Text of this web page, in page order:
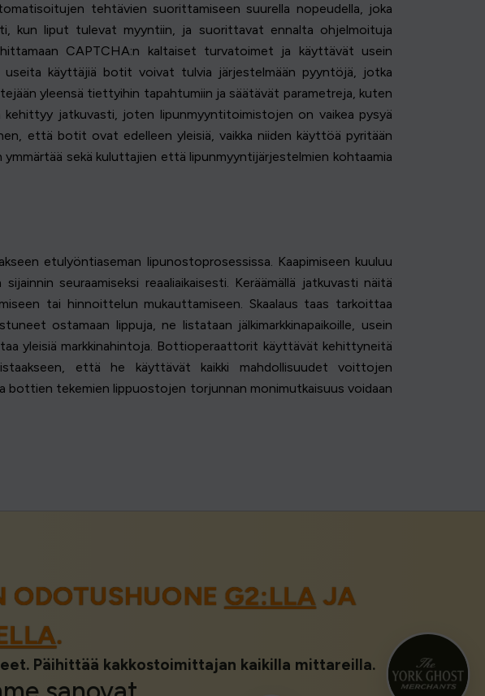
tehtävien suorittamiseen suurella nopeudella, joka
kun liput tulevat myyntiin, ja suorittavat ennalta ohjelmoituja
CAPTCHA:n kaltaiset turvatoimet ja käyttävät usein
useita käyttäjiä botit voivat tulvia järjestelmään pyyntöjä, jotka
yleensä tiettyihin tapahtumiin ja säätävät parametreja, kuten
jatkuvasti, joten lipunmyyntitoimistojen on vaikea pysyä
että botit ovat edelleen yleisiä, vaikka niiden käyttöä pyritään
sekä kuluttajien että lipunmyyntijärjestelmien kohtaamia
etulyöntiaseman lipunostoprosessissa. Kaapimiseen kuuluu
seuraamiseksi reaaliaikaisesti. Keräämällä jatkuvasti näitä
tai hinnoittelun mukauttamiseen. Skaalaus taas tarkoittaa
ostamaan lippuja, ne listataan jälkimarkkinapaikoille, usein
yleisiä markkinahintoja. Bottioperaattorit käyttävät kehittyneitä
että he käyttävät kaikki mahdollisuudet voittojen
bottien tekemien lippuostojen torjunnan monimutkaisuus voidaan
G2:LLAJA
.
Päihittää kakkostoimittajan kaikilla mittareilla.